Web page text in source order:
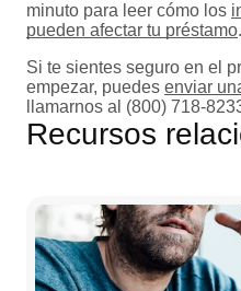
minuto para leer cómo los
pueden afectar tu préstamo.
Si te sientes seguro en el
empezar, puedes enviar
llamarnos al (800) 718-
Recursos